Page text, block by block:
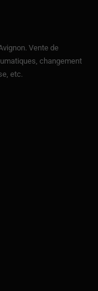
Vente de
changement
etc.